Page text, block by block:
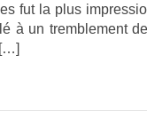
fut la plus
à un tremble­ment